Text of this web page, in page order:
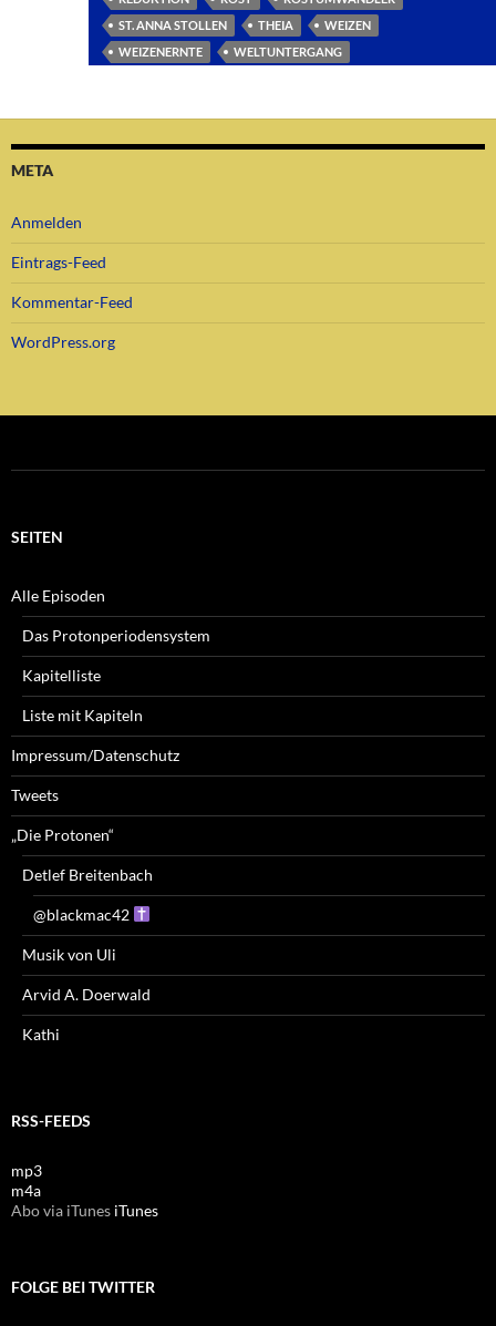
ST. ANNA STOLLEN
THEIA
WEIZEN
WEIZENERNTE
WELTUNTERGANG
META
Anmelden
Eintrags-Feed
Kommentar-Feed
WordPress.org
SEITEN
Alle Episoden
Das Protonperiodensystem
Kapitelliste
Liste mit Kapiteln
Impressum/Datenschutz
Tweets
„Die Protonen“
Detlef Breitenbach
@blackmac42
Musik von Uli
Arvid A. Doerwald
Kathi
RSS-FEEDS
mp3
m4a
Abo via iTunes iTunes
FOLGE BEI TWITTER